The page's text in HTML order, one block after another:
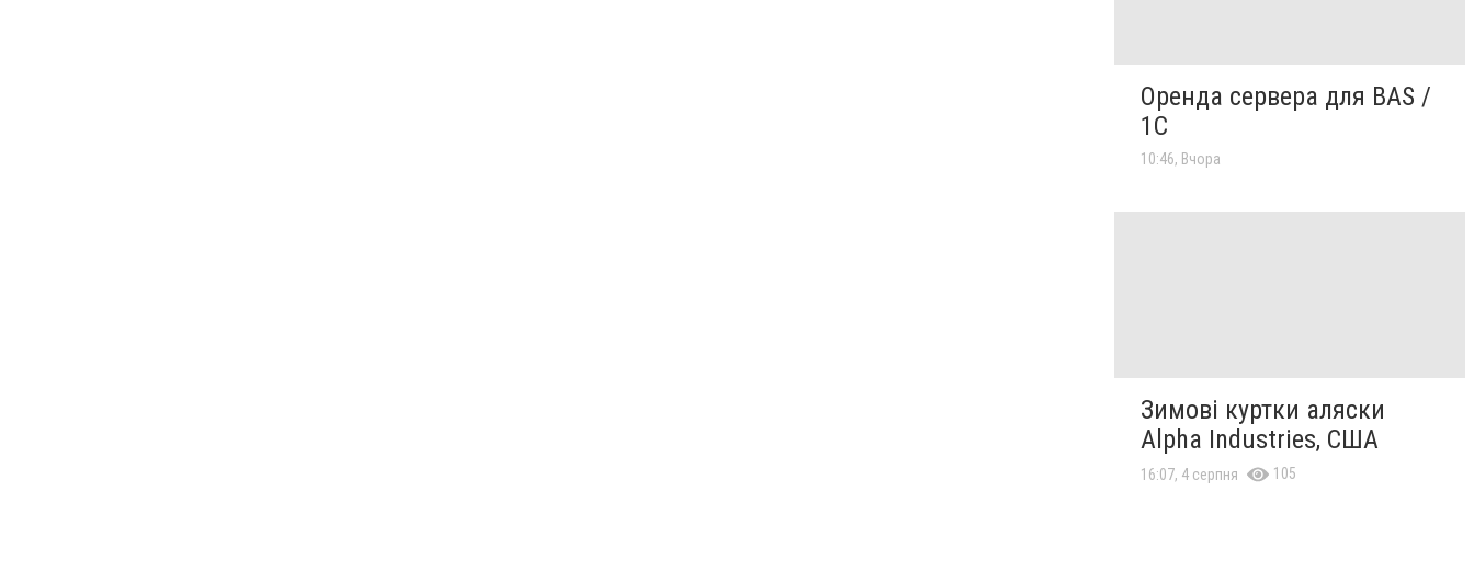
Оренда сервера для BAS /
1C
10:46, Вчора
Зимові куртки аляски
Alpha Industries, США
16:07, 4 серпня 105